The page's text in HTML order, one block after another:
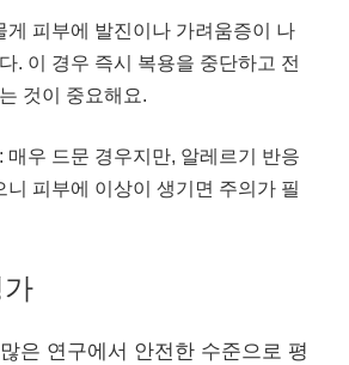
게 피부에 발진이나 가려움증이 나
. 이 경우 즉시 복용을 중단하고 전
것이 중요해요.
: 매우 드문 경우지만, 알레르기 반응
니 피부에 이상이 생기면 주의가 필
은 연구에서 안전한 수준으로 평